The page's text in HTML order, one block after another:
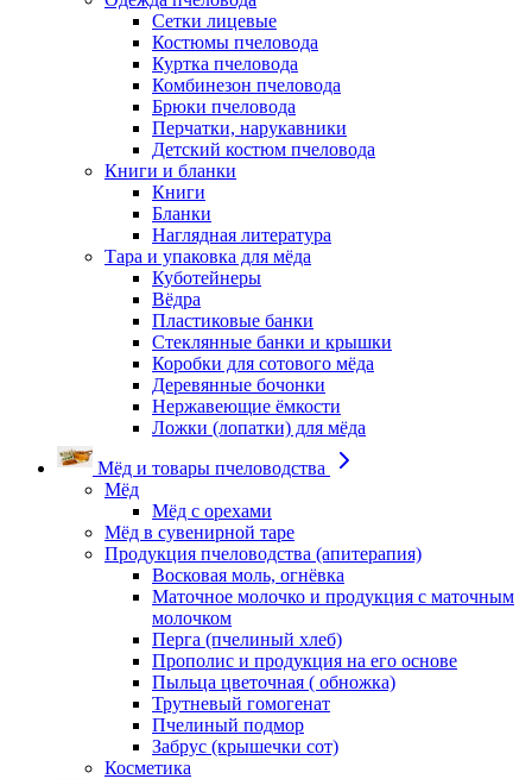
Сетки лицевые
Костюмы пчеловода
Куртка пчеловода
Комбинезон пчеловода
Брюки пчеловода
Перчатки, нарукавники
Детский костюм пчеловода
Книги и бланки
Книги
Бланки
Наглядная литература
Тара и упаковка для мёда
Куботейнеры
Вёдра
Пластиковые банки
Стеклянные банки и крышки
Коробки для сотового мёда
Деревянные бочонки
Нержавеющие ёмкости
Ложки (лопатки) для мёда
Мёд и товары пчеловодства
Мёд
Мёд с орехами
Мёд в сувенирной таре
Продукция пчеловодства (апитерапия)
Восковая моль, огнёвка
Маточное молочко и продукция с маточным
молочком
Перга (пчелиный хлеб)
Прополис и продукция на его основе
Пыльца цветочная ( обножка)
Трутневый гомогенат
Пчелиный подмор
Забрус (крышечки сот)
Косметика